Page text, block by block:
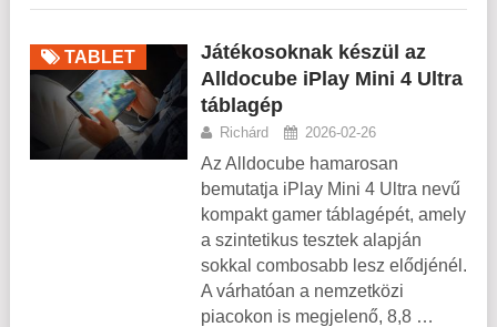
TABLET
Játékosoknak készül az
Alldocube iPlay Mini 4 Ultra
táblagép
Richárd 2026-02-26
Az Alldocube hamarosan
bemutatja iPlay Mini 4 Ultra nevű
kompakt gamer táblagépét, amely
a szintetikus tesztek alapján
sokkal combosabb lesz elődjénél.
A várhatóan a nemzetközi
piacokon is megjelenő, 8,8 …